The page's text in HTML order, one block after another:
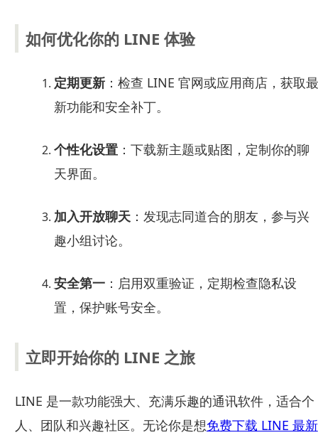
如何优化你的 LINE 体验
定期更新：检查 LINE 官网或应用商店，获取最
新功能和安全补丁。
个性化设置：下载新主题或贴图，定制你的聊
天界面。
加入开放聊天：发现志同道合的朋友，参与兴
趣小组讨论。
安全第一：启用双重验证，定期检查隐私设
置，保护账号安全。
立即开始你的 LINE 之旅
LINE 是一款功能强大、充满乐趣的通讯软件，适合个
人、团队和兴趣社区。无论你是想免费下载 LINE 最新